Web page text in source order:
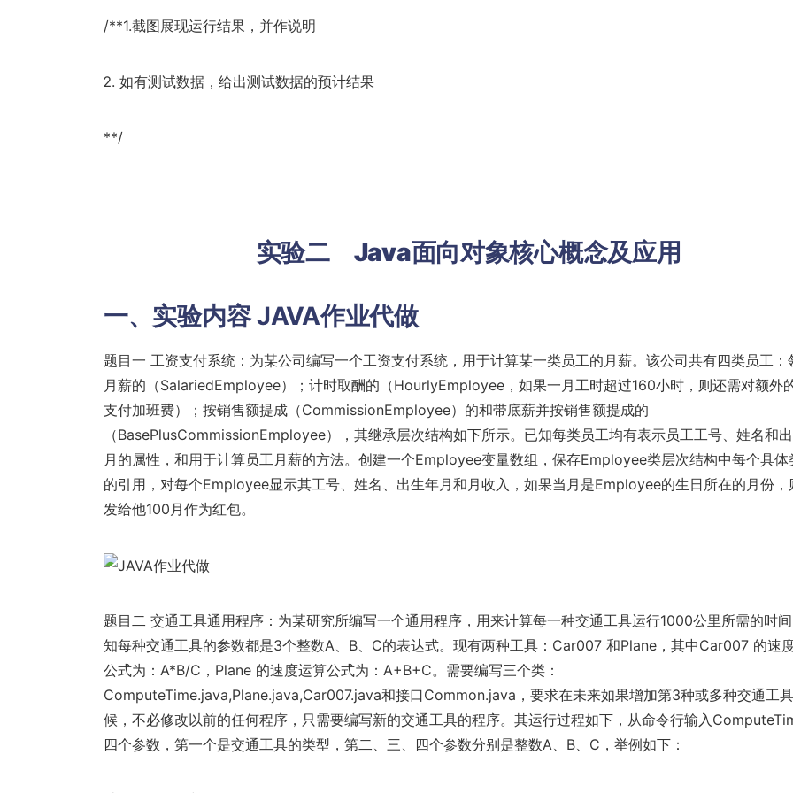
/**1.截图展现运行结果，并作说明
如有测试数据，给出测试数据的预计结果
**/
实验二 Java面向对象核心概念及应用
一、实验内容JAVA作业代做
题目一 工资支付系统：为某公司编写一个工资支付系统，用于计算某一类员工的月薪。该公司共有四类员工：
月薪的（SalariedEmployee）；计时取酬的（HourlyEmployee，如果一月工时超过160小时，则还需对额外
支付加班费）；按销售额提成（CommissionEmployee）的和带底薪并按销售额提成的
（BasePlusCommissionEmployee），其继承层次结构如下所示。已知每类员工均有表示员工工号、姓名和
月的属性，和用于计算员工月薪的方法。创建一个Employee变量数组，保存Employee类层次结构中每个具体
的引用，对每个Employee显示其工号、姓名、出生年月和月收入，如果当月是Employee的生日所在的月份，
发给他100月作为红包。
题目二 交通工具通用程序：为某研究所编写一个通用程序，用来计算每一种交通工具运行1000公里所需的时
知每种交通工具的参数都是3个整数A、B、C的表达式。现有两种工具：Car007 和Plane，其中Car007 的速
公式为：A*B/C，Plane 的速度运算公式为：A+B+C。需要编写三个类：
ComputeTime.java,Plane.java,Car007.java和接口Common.java，要求在未来如果增加第3种或多种交通工
候，不必修改以前的任何程序，只需要编写新的交通工具的程序。其运行过程如下，从命令行输入
四个参数，第一个是交通工具的类型，第二、三、四个参数分别是整数A、B、C，举例如下：